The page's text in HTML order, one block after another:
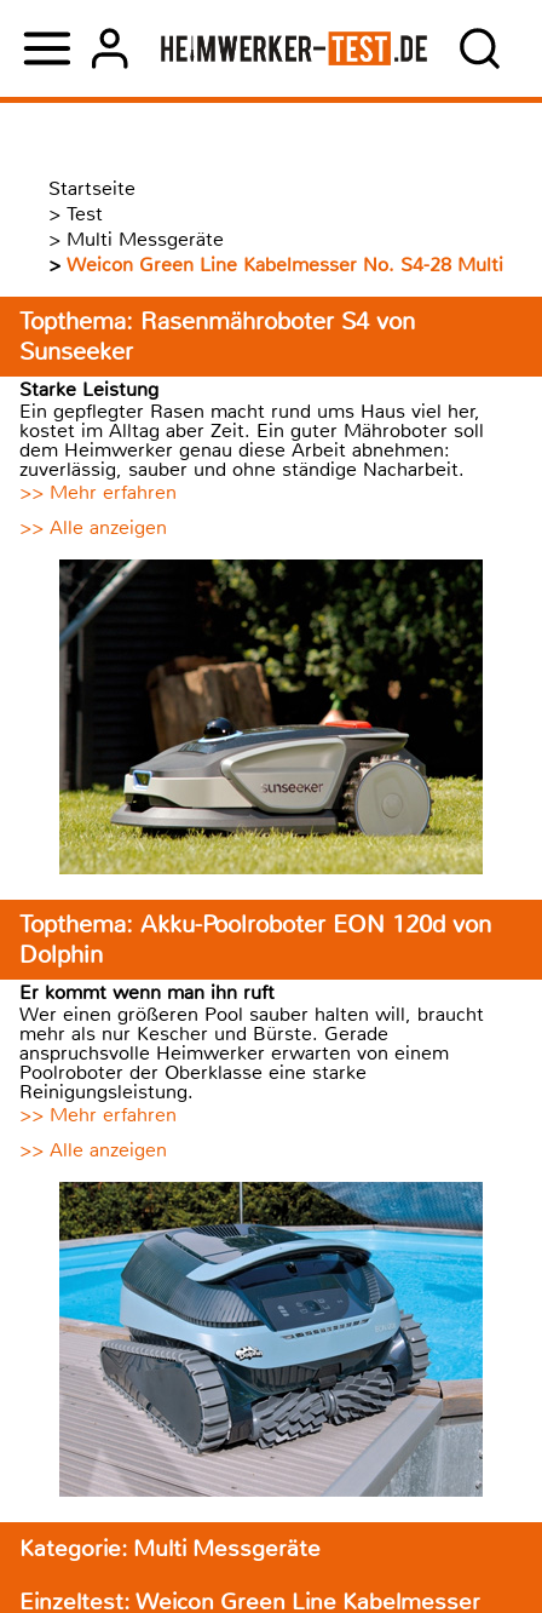
Startseite
> Test
> Multi Messgeräte
> Weicon Green Line Kabelmesser No. S4-28 Multi
Topthema: Rasenmähroboter S4 von
Sunseeker
Starke Leistung
Ein gepflegter Rasen macht rund ums Haus viel her,
kostet im Alltag aber Zeit. Ein guter Mähroboter soll
dem Heimwerker genau diese Arbeit abnehmen:
zuverlässig, sauber und ohne ständige Nacharbeit.
>> Mehr erfahren
>> Alle anzeigen
Topthema: Akku-Poolroboter EON 120d von
Dolphin
Er kommt wenn man ihn ruft
Wer einen größeren Pool sauber halten will, braucht
mehr als nur Kescher und Bürste. Gerade
anspruchsvolle Heimwerker erwarten von einem
Poolroboter der Oberklasse eine starke
Reinigungsleistung.
>> Mehr erfahren
>> Alle anzeigen
Kategorie: Multi Messgeräte
Einzeltest: Weicon Green Line Kabelmesser